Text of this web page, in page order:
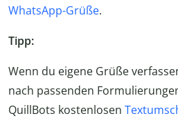
WhatsApp-Grüße.
Tipp:
Wenn du eigene Grüße
nach passenden
QuillBots kostenlosen